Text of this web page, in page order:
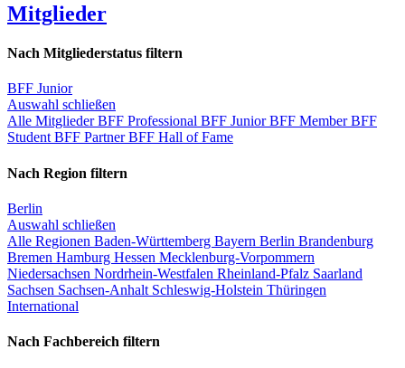
Mitglieder
Nach Mitgliederstatus filtern
BFF Junior
Auswahl schließen
Alle MitgliederBFF Professional BFF JuniorBFF MemberBFF
Student BFF PartnerBFF Hall of Fame
Nach Region filtern
Berlin
Auswahl schließen
Alle Regionen Baden-Württemberg Bayern Berlin Brandenburg
Bremen Hamburg Hessen Mecklenburg-Vorpommern
Niedersachsen Nordrhein-Westfalen Rheinland-Pfalz Saarland
Sachsen Sachsen-Anhalt Schleswig-Holstein Thüringen
International
Nach Fachbereich filtern